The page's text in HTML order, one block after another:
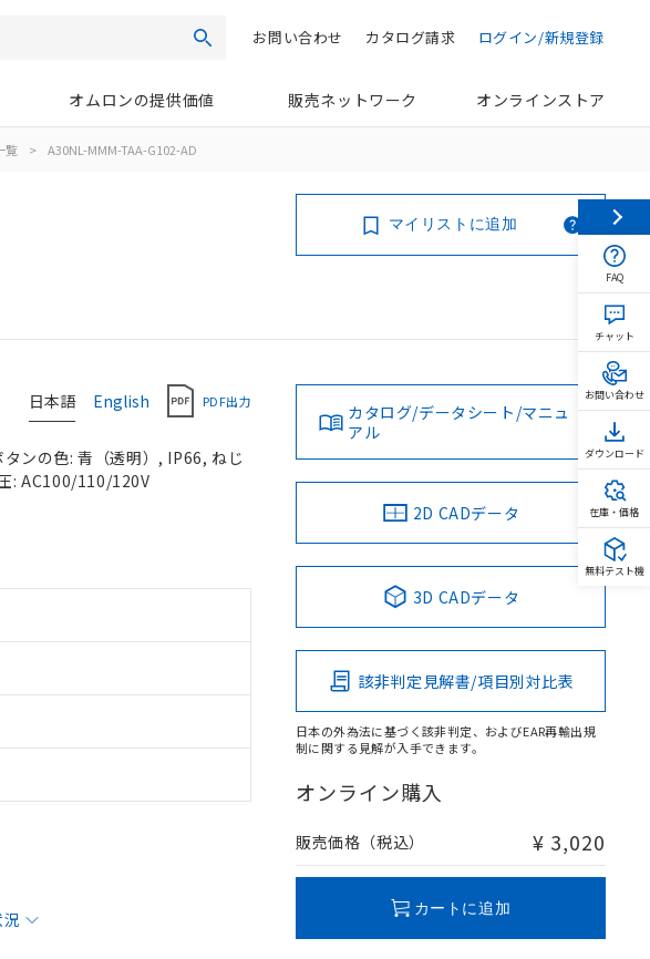
検索 ログイン/新規登録
カタログ請求
お問い合わせ
オムロンの提供価値 販売ネットワーク オンラインストア
覧 > A30NL-MMM-TAA-G102-AD
マイリストに追加
日本語 English PDF出力
ンの色: 青（透明）, IP66, ねじ
: AC100/110/120V
カタログ/データシート/マニュ
アル
2D CADデータ
3D CADデータ
該非判定見解書/項目別対比表
日本の外為法に基づく該非判定、およびEAR再輸出規
制に関する見解が入手できます。
オンライン購入
販売価格（税込） ¥ 3,020
カートに追加
FAQ
チャット
お問い合わせ
ダウンロード
在庫・価格
無料テスト機